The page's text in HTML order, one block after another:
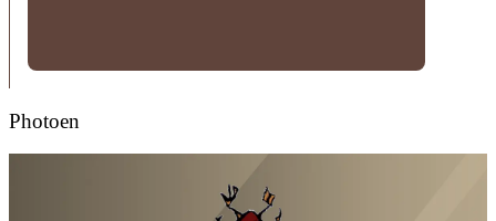
Photoen